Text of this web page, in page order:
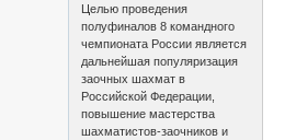
Целью проведения
полуфиналов 8 командного
чемпионата России является
дальнейшая популяризация
заочных шахмат в
Российской Федерации,
повышение мастерства
шахматистов-заочников и